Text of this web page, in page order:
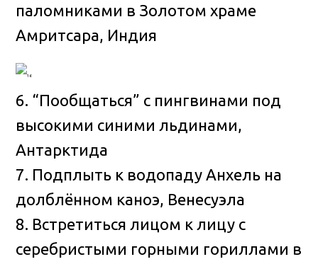
паломниками в Золотом храме
Амритсара, Индия
6. “Пообщаться” с пингвинами под
высокими синими льдинами,
Антарктида
7. Подплыть к водопаду Анхель на
долблённом каноэ, Венесуэла
8. Встретиться лицом к лицу с
серебристыми горными гориллами в